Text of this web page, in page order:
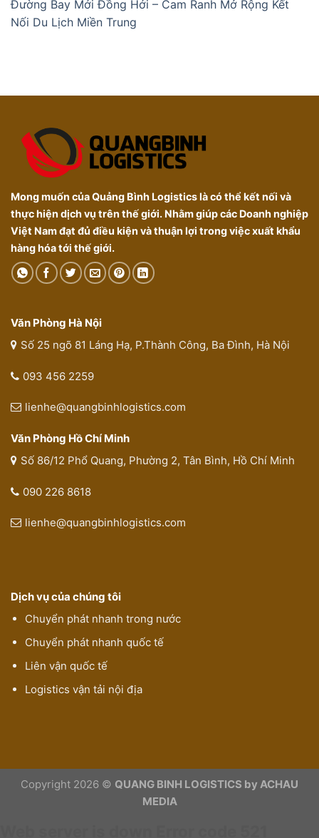
Đường Bay Mới Đồng Hới – Cam Ranh Mở Rộng Kết
Nối Du Lịch Miền Trung
Mong muốn của Quảng Bình Logistics là có thể kết nối và
thực hiện dịch vụ trên thế giới. Nhằm giúp các Doanh nghiệp
Việt Nam đạt đủ điều kiện và thuận lợi trong việc xuất khẩu
hàng hóa tới thế giới.
Văn Phòng Hà Nội
Số 25 ngõ 81 Láng Hạ, P.Thành Công, Ba Đình, Hà Nội
093 456 2259
lienhe@quangbinhlogistics.com
Văn Phòng Hồ Chí Minh
Số 86/12 Phổ Quang, Phường 2, Tân Bình, Hồ Chí Minh
090 226 8618
lienhe@quangbinhlogistics.com
Dịch vụ của chúng tôi
Chuyển phát nhanh trong nước
Chuyển phát nhanh quốc tế
Liên vận quốc tế
Logistics vận tải nội địa
Copyright 2026 © QUANG BINH LOGISTICS by ACHAU
MEDIA